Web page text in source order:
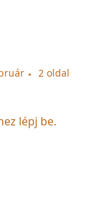
2 oldal
lépj be.